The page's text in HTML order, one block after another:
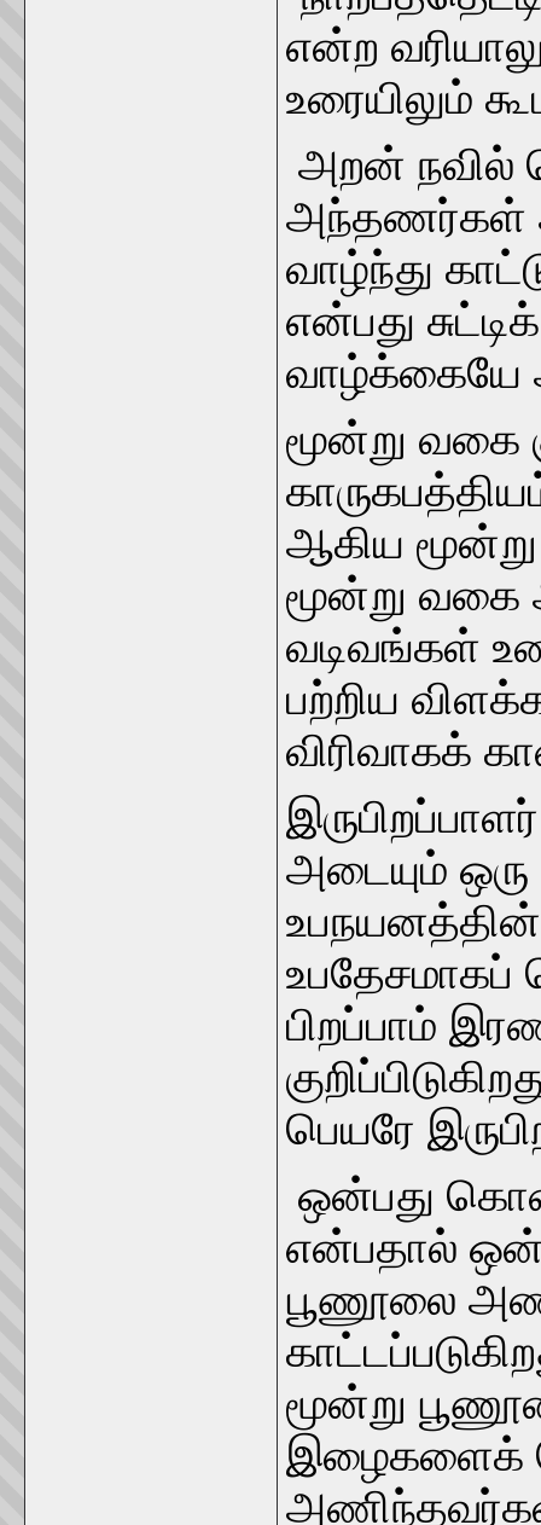
என்ற
உரையிலும்
அறன்
அந்தணர்கள்
வாழ்ந்து
என்பது
வாழ்க்கையே
மூன்று வகை
ஆகிய
மூன்று வகை
வடிவங்கள்
பற்றிய
விரிவாகக்
அடையும் ஒரு
உபநயனத்தின்
உபதேசமாகப்
பிறப்பாம்
பெயரே
ஒன்பது
என்பதால்
பூணூலை
மூன்று
இழைகளைக்